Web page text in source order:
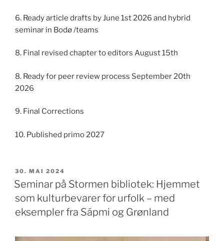
6. Ready article drafts by June 1st 2026 and hybrid
seminar in Bodø /teams
8. Final revised chapter to editors August 15th
8. Ready for peer review process September 20th
2026
9. Final Corrections
10. Published primo 2027
PUBLISERT
30. MAI 2024
Seminar på Stormen bibliotek: Hjemmet
som kulturbevarer for urfolk – med
eksempler fra Sápmi og Grønland